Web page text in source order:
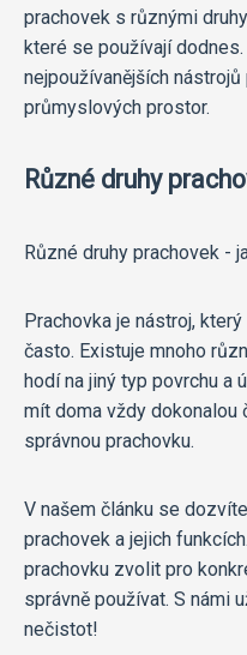
prachovek s různými
které se používají
nejpoužívanějších
průmyslových prostor.
Různé druhy
Různé druhy prachovek -
Prachovka je nástroj,
často. Existuje mnoho
hodí na jiný typ povrchu a
mít doma vždy
správnou prachovku.
V našem článku se
prachovek a jejich
prachovku zvolit pro
správně používat. S námi
nečistot!